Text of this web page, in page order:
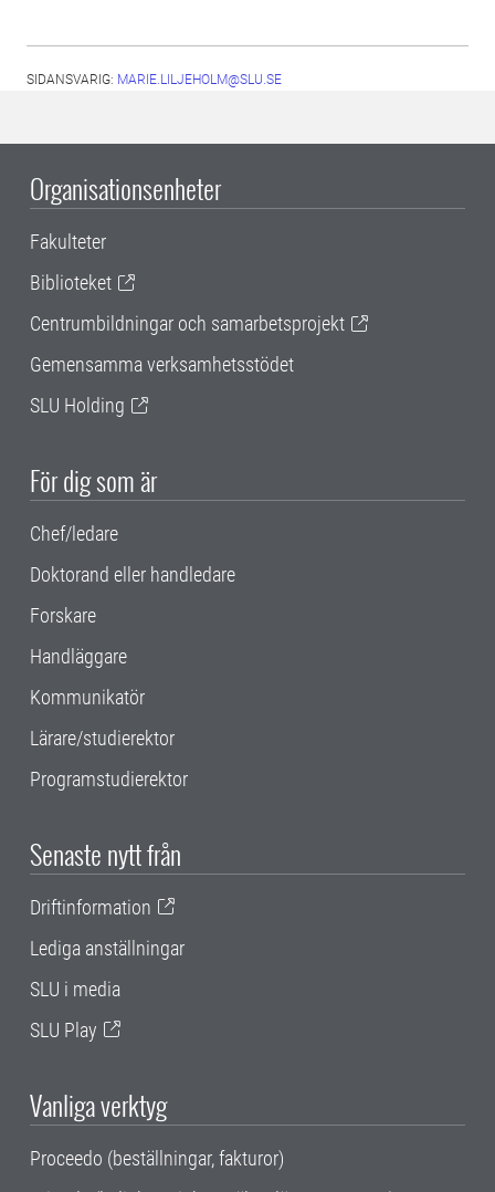
SIDANSVARIG: MARIE.LILJEHOLM@SLU.SE
Organisationsenheter
Fakulteter
Biblioteket
Centrumbildningar och samarbetsprojekt
Gemensamma verksamhetsstödet
SLU Holding
För dig som är
Chef/ledare
Doktorand eller handledare
Forskare
Handläggare
Kommunikatör
Lärare/studierektor
Programstudierektor
Senaste nytt från
Driftinformation
Lediga anställningar
SLU i media
SLU Play
Vanliga verktyg
Proceedo (beställningar, fakturor)